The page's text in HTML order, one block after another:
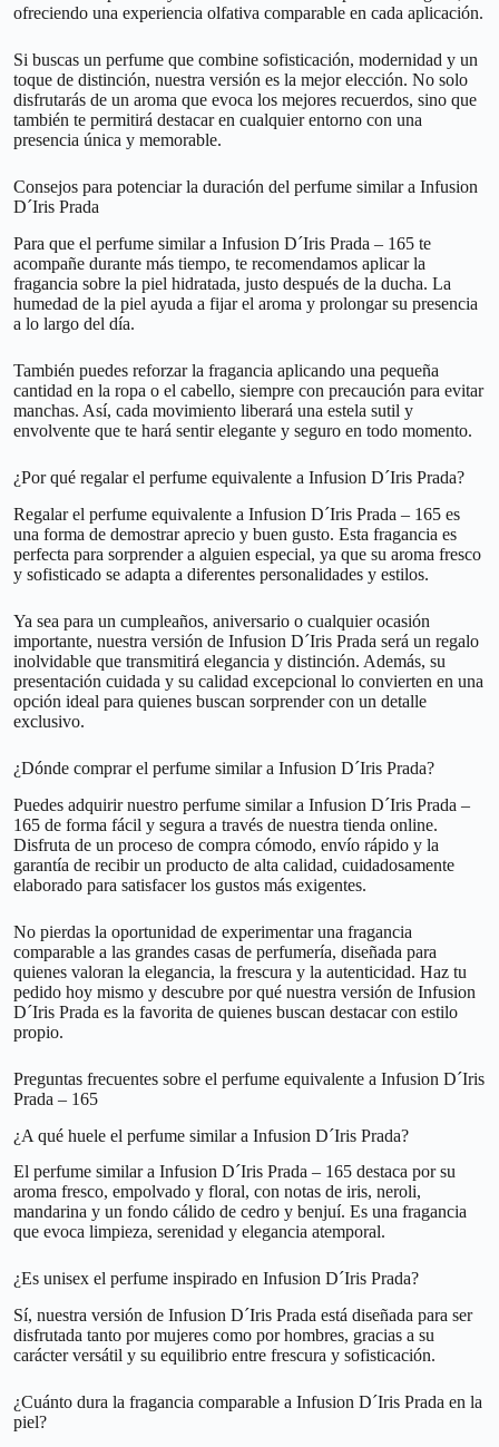
ofreciendo una experiencia olfativa comparable en cada aplicación.
Si buscas un perfume que combine sofisticación, modernidad y un
toque de distinción, nuestra versión es la mejor elección. No solo
disfrutarás de un aroma que evoca los mejores recuerdos, sino que
también te permitirá destacar en cualquier entorno con una
presencia única y memorable.
Consejos para potenciar la duración del perfume similar a Infusion
D´Iris Prada
Para que el perfume similar a Infusion D´Iris Prada – 165 te
acompañe durante más tiempo, te recomendamos aplicar la
fragancia sobre la piel hidratada, justo después de la ducha. La
humedad de la piel ayuda a fijar el aroma y prolongar su presencia
a lo largo del día.
También puedes reforzar la fragancia aplicando una pequeña
cantidad en la ropa o el cabello, siempre con precaución para evitar
manchas. Así, cada movimiento liberará una estela sutil y
envolvente que te hará sentir elegante y seguro en todo momento.
¿Por qué regalar el perfume equivalente a Infusion D´Iris Prada?
Regalar el perfume equivalente a Infusion D´Iris Prada – 165 es
una forma de demostrar aprecio y buen gusto. Esta fragancia es
perfecta para sorprender a alguien especial, ya que su aroma fresco
y sofisticado se adapta a diferentes personalidades y estilos.
Ya sea para un cumpleaños, aniversario o cualquier ocasión
importante, nuestra versión de Infusion D´Iris Prada será un regalo
inolvidable que transmitirá elegancia y distinción. Además, su
presentación cuidada y su calidad excepcional lo convierten en una
opción ideal para quienes buscan sorprender con un detalle
exclusivo.
¿Dónde comprar el perfume similar a Infusion D´Iris Prada?
Puedes adquirir nuestro perfume similar a Infusion D´Iris Prada –
165 de forma fácil y segura a través de nuestra tienda online.
Disfruta de un proceso de compra cómodo, envío rápido y la
garantía de recibir un producto de alta calidad, cuidadosamente
elaborado para satisfacer los gustos más exigentes.
No pierdas la oportunidad de experimentar una fragancia
comparable a las grandes casas de perfumería, diseñada para
quienes valoran la elegancia, la frescura y la autenticidad. Haz tu
pedido hoy mismo y descubre por qué nuestra versión de Infusion
D´Iris Prada es la favorita de quienes buscan destacar con estilo
propio.
Preguntas frecuentes sobre el perfume equivalente a Infusion D´Iris
Prada – 165
¿A qué huele el perfume similar a Infusion D´Iris Prada?
El perfume similar a Infusion D´Iris Prada – 165 destaca por su
aroma fresco, empolvado y floral, con notas de iris, neroli,
mandarina y un fondo cálido de cedro y benjuí. Es una fragancia
que evoca limpieza, serenidad y elegancia atemporal.
¿Es unisex el perfume inspirado en Infusion D´Iris Prada?
Sí, nuestra versión de Infusion D´Iris Prada está diseñada para ser
disfrutada tanto por mujeres como por hombres, gracias a su
carácter versátil y su equilibrio entre frescura y sofisticación.
¿Cuánto dura la fragancia comparable a Infusion D´Iris Prada en la
piel?